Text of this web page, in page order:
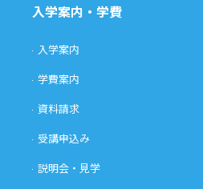
入学案内・学費
入学案内
学費案内
資料請求
受講申込み
説明会・見学